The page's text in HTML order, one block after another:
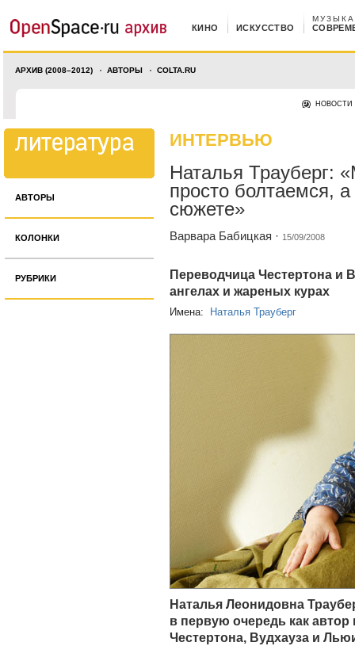
КИНО ИСКУССТВО
МУЗЫКА
АРХИВ (2008–2012) АВТОРЫ COLTA.RU
НОВОСТИ
АВТОРЫ
КОЛОНКИ
РУБРИКИ
ИНТЕРВЬЮ
Наталья Трауберг:
просто болтаемся,
сюжете»
Варвара Бабицкая · 15/09/2008
Переводчица Честертона и
ангелах и жареных курах
Имена: Наталья Трауберг
Наталья Леонидовна
в первую очередь как автор
Честертона, Вудхауза и